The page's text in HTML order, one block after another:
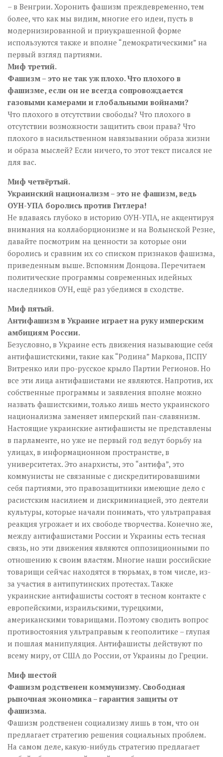
– в Венгрии. Хоронить фашизм преждевременно, тем
более, что как мы видим, многие его идеи, пусть в
модернизированной и приукрашенной форме
используются также и вполне “демократическими” на
первый взгляд партиями.
Миф третий.
Фашизм – это не так уж плохо. Что плохого в
фашизме, если он не всегда сопровождается
газовыми камерами и глобальными войнами?
Что плохого в отсутствии свободы? Что плохого в
отсутствии возможности защитить свои права? Что
плохого в насильственном навязывании образа жизни
и образа мыслей? Если ничего, то этот текст писался не
для вас.
Миф четвёртый.
Украинский национализм – это не фашизм, ведь
ОУН-УПА боролись против Гитлера!
Не вдаваясь глубоко в историю ОУН-УПА, не акцентируя
внимания на коллаборционизме и на Волынской Резне,
давайте посмотрим на ценности за которые они
боролись и сравним их со списком признаков фашизма,
приведенным выше. Вспомним Донцова. Перечитаем
политические программы современных идейных
наследников ОУН, ещё раз убедимся в сходстве.
Миф пятый.
Антифашизм в Украине играет на руку имперским
амбициям России.
Безусловно, в Украине есть движения называющие себя
антифашистскими, такие как “Родина” Маркова, ПСПУ
Витренко или про-русское крыло Партии Регионов. Но
все эти лица антифашистами не являются. Напротив, их
собственные программы и заявления вполне можно
назвать фашистскими, только лишь место украинского
национализма заменяет имперский пан-славянизм.
Настоящие украинские антифашисты не представлены
в парламенте, но уже не первый год ведут борьбу на
улицах, в информационном пространстве, в
университетах. Это анархисты, это “антифа”, это
коммунисты не связанные с дискредитировавшими
себя партиями, это правозащитники имеющие дело с
расистским насилием и дискриминацией, это деятели
культуры, которые начали понимать, что ультраправая
реакция угрожает и их свободе творчества. Конечно же,
между антифашистами России и Украины есть тесная
связь, но эти движения являются оппозиционными по
отношению к своим властям. Многие наши российские
товарищи сейчас находятся в тюрьмах, в том числе, из-
за участия в антипутинских протестах. Также
украинские антифашисты состоят в тесном контакте с
европейскими, израильскими, турецкими,
американскими товарищами. Поэтому сводить вопрос
противостояния ультраправым к геополитике – глупая
и пошлая манипуляция. Антифашисты действуют по
всему миру, от США до России, от Украины до Греции.
Миф шестой
Фашизм родственен коммунизму. Свободная
рыночная экономика – гарантия защиты от
фашизма.
Фашизм родственен социализму лишь в том, что он
предлагает стратегию решения социальных проблем.
На самом деле, какую-нибудь стратегию предлагает